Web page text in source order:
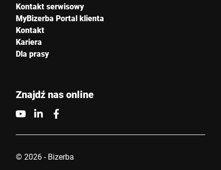
Kontakt serwisowy
MyBizerba Portal klienta
Kontakt
Kariera
Dla prasy
Znajdź nas online
© 2026 - Bizerba